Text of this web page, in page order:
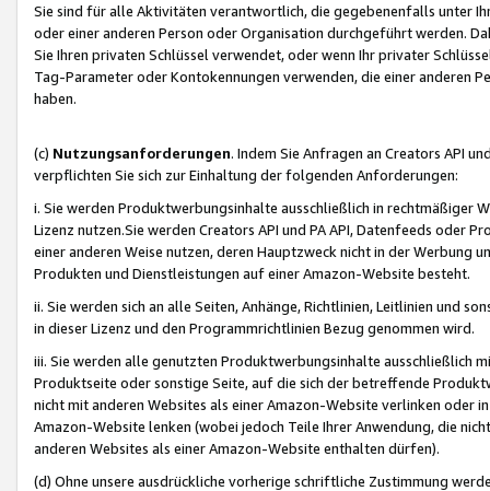
Sie sind für alle Aktivitäten verantwortlich, die gegebenenfalls unter
oder einer anderen Person oder Organisation durchgeführt werden.
Sie Ihren privaten Schlüssel verwendet, oder wenn Ihr privater
Tag-Parameter oder Kontokennungen verwenden, die einer anderen
haben.
(c) Nutzungsanforderungen. Indem Sie Anfragen an Creators API
verpflichten Sie sich zur Einhaltung der folgenden Anforderungen:
i. Sie werden Produktwerbungsinhalte ausschließlich in rechtmäßiger
Lizenz nutzen.Sie werden Creators API und PA API, Datenfeeds oder
einer anderen Weise nutzen, deren Hauptzweck nicht in der Werbung
Produkten und Dienstleistungen auf einer Amazon-Website besteht.
ii. Sie werden sich an alle Seiten, Anhänge, Richtlinien, Leitlinien und
in dieser Lizenz und den Programmrichtlinien Bezug genommen wird.
iii. Sie werden alle genutzten Produktwerbungsinhalte ausschließlich
Produktseite oder sonstige Seite, auf die sich der betreffende
nicht mit anderen Websites als einer Amazon-Website verlinken oder
Amazon-Website lenken (wobei jedoch Teile Ihrer Anwendung, die
anderen Websites als einer Amazon-Website enthalten dürfen).
(d) Ohne unsere ausdrückliche vorherige schriftliche Zustimmung